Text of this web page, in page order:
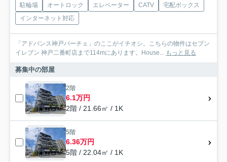
駐輪場 オートロック エレベーター CATV
宅配ボックス
インターネット対応
「アドバンス神戸パーチェ」のここがイチオシ。こちらの物件はセブン
イレブン 神戸二番町店まで114mにあります。House... もっと見る
募集中の部屋
2階
6.1万円
2階 / 21.66㎡ / 1K
5階
6.36万円
5階 / 22.04㎡ / 1K